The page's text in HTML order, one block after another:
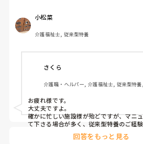
ですが単発バイトを求めてるってことは
しい施設…経験ない足手まといはダメ
てしまい、なかなか踏み出せずにいます
もし経験ある方いらっしゃいましたら
ったか教えてください。
小松菜
介護福祉士, 従来型特養
さくら
介護職・ヘルパー, 介護福祉士, 従来型特
介護, 初任者研修, 実務者研修, ユニット型
施設
お疲れ様です。
大丈夫ですよ。
確かに忙しい施設様が殆どですが、マニ
て下さる場合が多く、従来型特養のご経
切って一度働かれる事をおすすめします。
施設様のレビューが書かれているので、
回答をもっと見る